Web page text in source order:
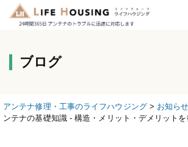
ブログ
アンテナ修理・工事のライフハウジング> お知らせ
ンテナの基礎知識 - 構造・メリット・デメリット